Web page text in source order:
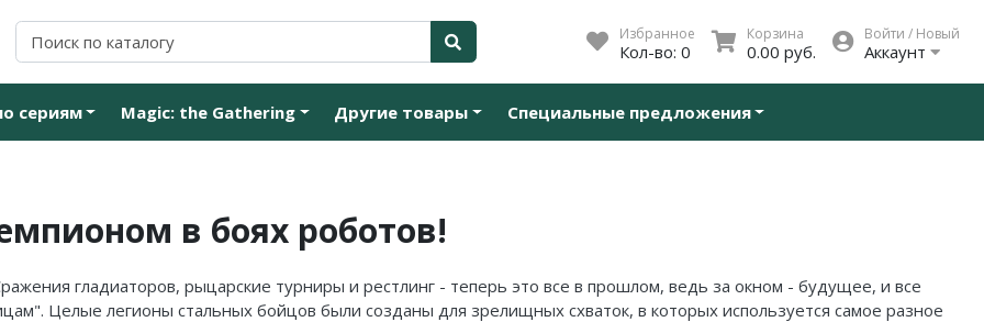
Избранное
Кол-во: 0
Корзина
0.00 руб.
Войти / Новый
Аккаунт
сериям Magic: the Gathering Другие товары Специальные предложения
в боях роботов!
гладиаторов, рыцарские турниры и рестлинг - теперь это все в прошлом, ведь за окном - будущее, и все
Целые легионы стальных бойцов были созданы для зрелищных схваток, в которых используется самое разное